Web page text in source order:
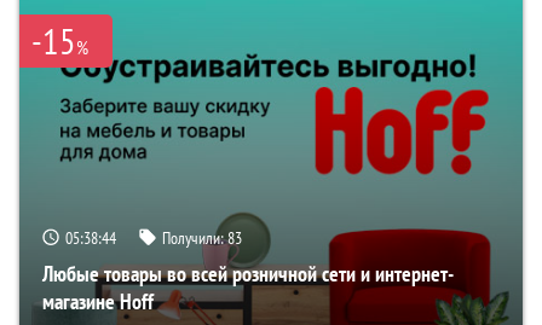
-15%
05:38:43 Получили:83
Любые товары во всей розничной сети и интернет-
магазине Hoff